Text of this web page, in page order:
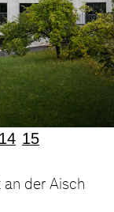
14 15
der Aisch